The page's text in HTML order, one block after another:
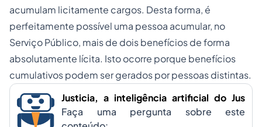
acumulam licitamente cargos. Desta forma, é
perfeitamente possível uma pessoa acumular, no
Serviço Público, mais de dois benefícios de forma
absolutamente lícita. Isto ocorre porque benefícios
cumulativos podem ser gerados por pessoas distintas.
Justicia, a inteligência artificial do Jus
Faça uma pergunta sobre este